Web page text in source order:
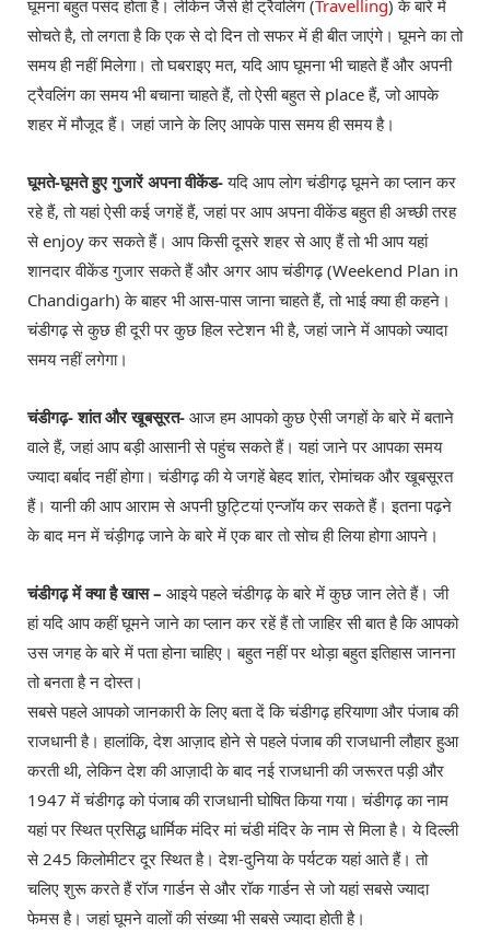
घूमना बहुत पसंद होता है। लेकिन जैसे ही ट्रैवलिंग (Travelling) के बारे में
सोचते है, तो लगता है कि एक से दो दिन तो सफर में ही बीत जाएंगे। घूमने का तो
समय ही नहीं मिलेगा। तो घबराइए मत, यदि आप घूमना भी चाहते हैं और अपनी
ट्रैवलिंग का समय भी बचाना चाहते हैं, तो ऐसी बहुत से place हैं, जो आपके
शहर में मौजूद हैं। जहां जाने के लिए आपके पास समय ही समय है।
घूमते-घूमते हुए गुजारें अपना वीकेंड-यदि आप लोग चंडीगढ़ घूमने का प्लान कर
रहे हैं, तो यहां ऐसी कई जगहें हैं, जहां पर आप अपना वीकेंड बहुत ही अच्छी तरह
से enjoy कर सकते हैं। आप किसी दूसरे शहर से आए हैं तो भी आप यहां
शानदार वीकेंड गुजार सकते हैं और अगर आप चंडीगढ़ (Weekend Plan in
Chandigarh) के बाहर भी आस-पास जाना चाहते हैं, तो भाई क्या ही कहने।
चंडीगढ़ से कुछ ही दूरी पर कुछ हिल स्टेशन भी है, जहां जाने में आपको ज्यादा
समय नहीं लगेगा।
चंडीगढ़- शांत और खूबसूरत- आज हम आपको कुछ ऐसी जगहों के बारे में बताने
वाले हैं, जहां आप बड़ी आसानी से पहुंच सकते हैं। यहां जाने पर आपका समय
ज्यादा बर्बाद नहीं होगा। चंडीगढ़ की ये जगहें बेहद शांत, रोमांचक और खूबसूरत
हैं। यानी की आप आराम से अपनी छुट्टियां एन्जॉय कर सकते हैं। इतना पढ़ने
के बाद मन में चंड़ीगढ़ जाने के बारे में एक बार तो सोच ही लिया होगा आपने।
चंडीगढ़ में क्या है खास – आइये पहले चंडीगढ़ के बारे में कुछ जान लेते हैं। जी
हां यदि आप कहीं घूमने जाने का प्लान कर रहें हैं तो जाहिर सी बात है कि आपको
उस जगह के बारे में पता होना चाहिए। बहुत नहीं पर थोड़ा बहुत इतिहास जानना
तो बनता है न दोस्त।
सबसे पहले आपको जानकारी के लिए बता दें कि चंडीगढ़ हरियाणा और पंजाब की
राजधानी है। हालांकि, देश आज़ाद होने से पहले पंजाब की राजधानी लौहार हुआ
करती थी, लेकिन देश की आज़ादी के बाद नई राजधानी की जरूरत पड़ी और
1947 में चंडीगढ़ को पंजाब की राजधानी घोषित किया गया। चंडीगढ़ का नाम
यहां पर स्थित प्रसिद्ध धार्मिक मंदिर मां चंडी मंदिर के नाम से मिला है। ये दिल्ली
से 245 किलोमीटर दूर स्थित है। देश-दुनिया के पर्यटक यहां आते हैं। तो
चलिए शुरू करते हैं रॉज गार्डन से और रॉक गार्डन से जो यहां सबसे ज्यादा
फेमस है। जहां घूमने वालों की संख्या भी सबसे ज्यादा होती है।